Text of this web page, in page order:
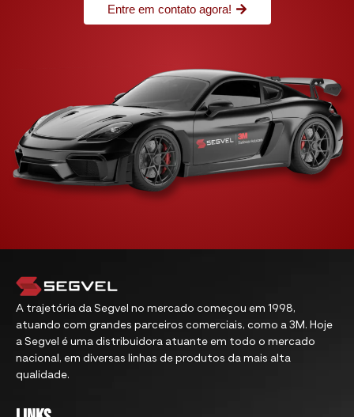
Entre em contato agora!
A trajetória da Segvel no mercado começou em 1998,
atuando com grandes parceiros comerciais, como a 3M. Hoje
a Segvel é uma distribuidora atuante em todo o mercado
nacional, em diversas linhas de produtos da mais alta
qualidade.